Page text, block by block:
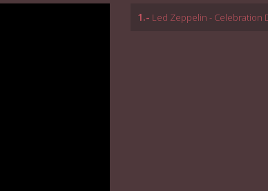
1.- Led Zeppelin - Celebration